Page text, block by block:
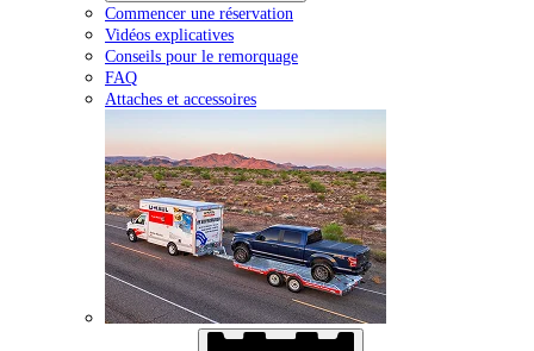
Commencer une réservation
Vidéos explicatives
Conseils pour le remorquage
FAQ
Attaches et accessoires